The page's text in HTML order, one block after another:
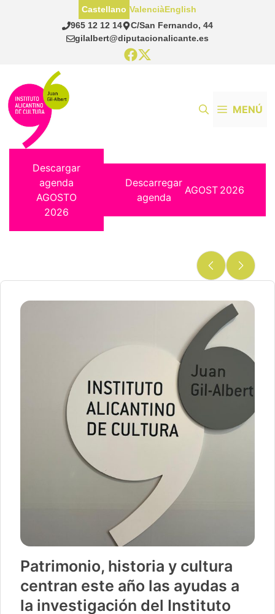
965 12 12 14
C/San Fernando, 44
gilalbert@diputacionalicante.es
Castellano ValenciàEnglish
MENÚ
Descargar
agenda
AGOSTO
2026
Descarregar
agenda
AGOST 2026
Patrimonio, historia y cultura
centran este año las ayudas a
la investigación del Instituto